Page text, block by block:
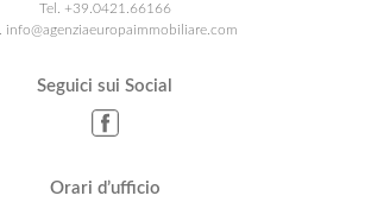
Tel.
+39.0421.66166
info@agenziaeuropaimmobiliare.com
Seguici sui Social
Orari d’ufficio